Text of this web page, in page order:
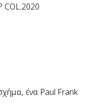
COL.2020
ένα Paul Frank